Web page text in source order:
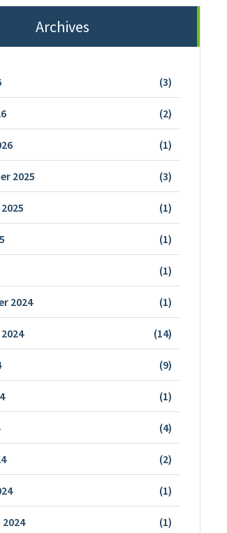
Archives
(3)
(2)
(1)
2025 (3)
(1)
(1)
(1)
2024 (1)
(14)
(9)
(1)
(4)
(2)
(1)
(1)